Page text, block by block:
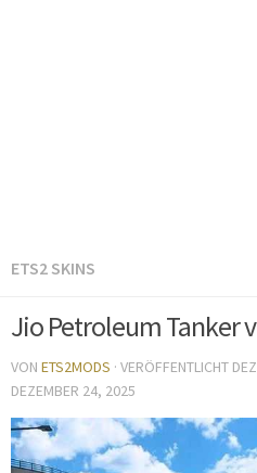
ETS2 SKINS
Jio Petroleum Tanker
VON ETS2MODS · VERÖFFENTLICHT
DEZEMBER 24, 2025